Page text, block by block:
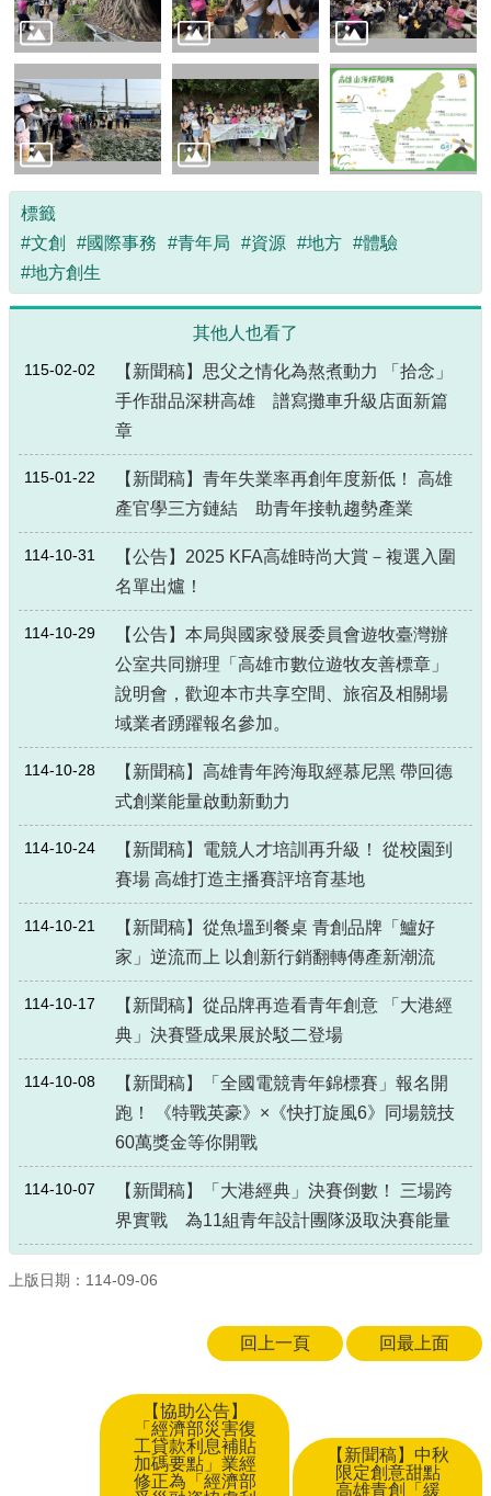
標籤
#文創
#國際事務 #青年局 #資源 #地方 #體驗
#地方創生
其他人也看了
115-02-02
【新聞稿】思父之情化為熬煮動力 「拾念」
手作甜品深耕高雄 譜寫攤車升級店面新篇
章
115-01-22
【新聞稿】青年失業率再創年度新低！ 高雄
產官學三方鏈結 助青年接軌趨勢產業
114-10-31
【公告】2025 KFA高雄時尚大賞－複選入圍
名單出爐！
114-10-29
【公告】本局與國家發展委員會遊牧臺灣辦
公室共同辦理「高雄市數位遊牧友善標章」
說明會，歡迎本市共享空間、旅宿及相關場
域業者踴躍報名參加。
114-10-28
【新聞稿】高雄青年跨海取經慕尼黑 帶回德
式創業能量啟動新動力
114-10-24
【新聞稿】電競人才培訓再升級！ 從校園到
賽場 高雄打造主播賽評培育基地
114-10-21
【新聞稿】從魚塭到餐桌 青創品牌「鱸好
家」逆流而上 以創新行銷翻轉傳產新潮流
114-10-17
【新聞稿】從品牌再造看青年創意 「大港經
典」決賽暨成果展於駁二登場
114-10-08
【新聞稿】「全國電競青年錦標賽」報名開
跑！ 《特戰英豪》×《快打旋風6》同場競技
60萬獎金等你開戰
114-10-07
【新聞稿】「大港經典」決賽倒數！ 三場跨
界實戰 為11組青年設計團隊汲取決賽能量
上版日期：114-09-06
回上一頁 回最上面
【協助公告】
「經濟部災害復
工貸款利息補貼
加碼要點」業經
修正為「經濟部
【新聞稿】中秋
限定創意甜點
高雄青創「緩